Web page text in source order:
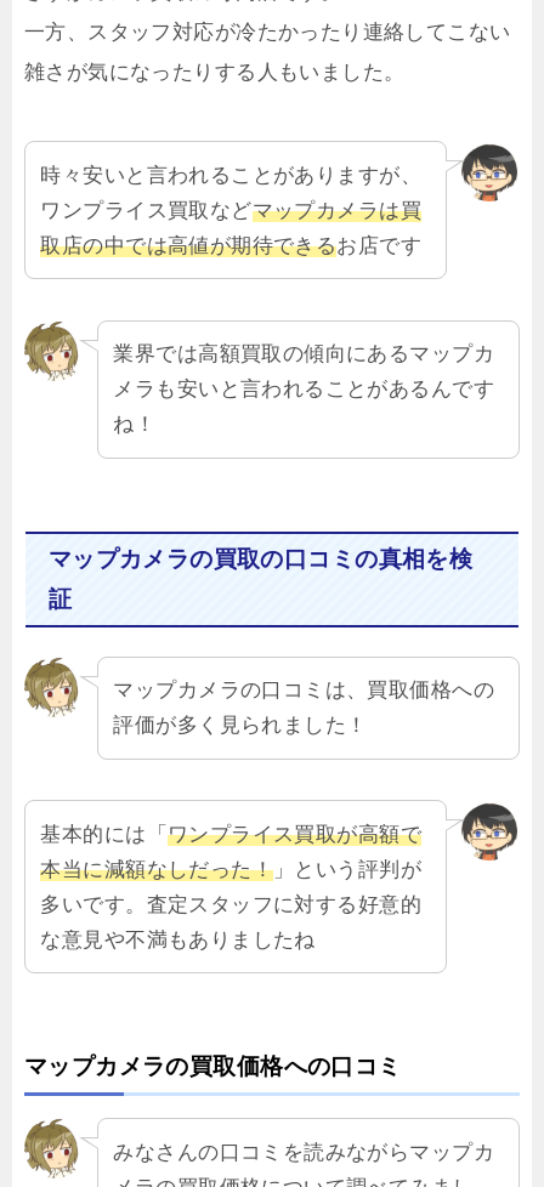
一方、スタッフ対応が冷たかったり連絡してこない
雑さが気になったりする人もいました。
時々安いと言われることがありますが、
ワンプライス買取などマップカメラは買
取店の中では高値が期待できるお店です
業界では高額買取の傾向にあるマップカ
メラも安いと言われることがあるんです
ね！
マップカメラの買取の口コミの真相を検
証
マップカメラの口コミは、買取価格への
評価が多く見られました！
基本的には「 ワンプライス買取が高額で
本当に減額なしだった！ 」という評判が
多いです。査定スタッフに対する好意的
な意見や不満もありましたね
マップカメラの買取価格への口コミ
みなさんの口コミを読みながらマップカ